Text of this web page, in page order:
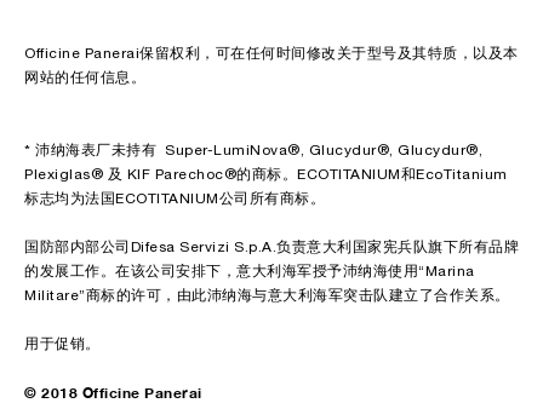
Officine Panerai保留权利，可在任何时间修改关于型号及其特质，以及本
网站的任何信息。
* 沛纳海表厂未持有 Super-LumiNova®, Glucydur®, Glucydur®,
Plexiglas® 及 KIF Parechoc®的商标。ECOTITANIUM和EcoTitanium
标志均为法国ECOTITANIUM公司所有商标。
国防部内部公司Difesa Servizi S.p.A.负责意大利国家宪兵队旗下所有品牌
的发展工作。在该公司安排下，意大利海军授予沛纳海使用“Marina
Militare”商标的许可，由此沛纳海与意大利海军突击队建立了合作关系。
用于促销。
© 2018 Officine Panerai